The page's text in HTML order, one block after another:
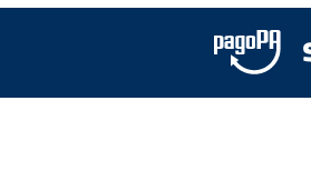
stessa finestra